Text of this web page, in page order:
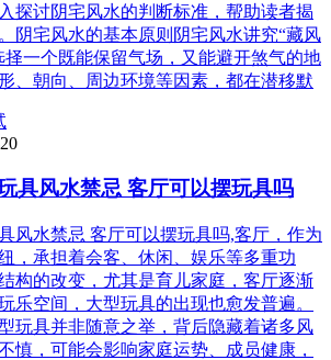
探讨阴宅风水的判断标准，帮助读者揭
阴宅风水的基本原则阴宅风水讲究“藏风
择一个既能保留气场，又能避开煞气的地
、朝向、周边环境等因素，都在潜移默
具风水禁忌 客厅可以摆玩具吗
风水禁忌 客厅可以摆玩具吗,客厅，作为
，承担着会客、休闲、娱乐等多重功
构的改变，尤其是育儿家庭，客厅逐渐
乐空间，大型玩具的出现也愈发普遍。
玩具并非随意之举，背后隐藏着诸多风
慎，可能会影响家庭运势、成员健康，